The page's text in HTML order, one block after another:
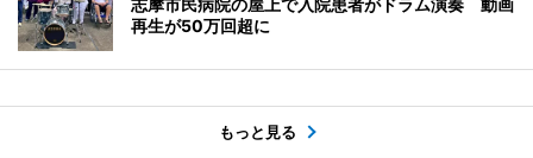
再生が50万回超に
もっと見る